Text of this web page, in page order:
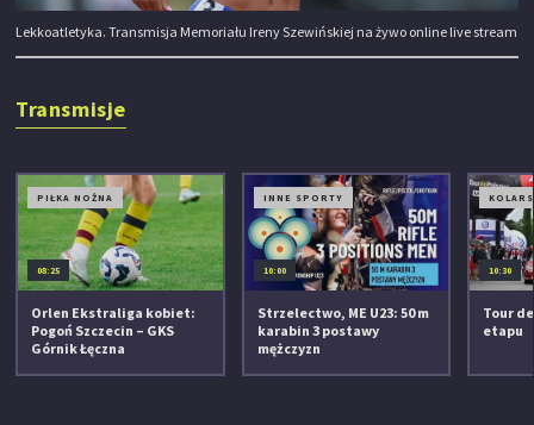
Lekkoatletyka. Transmisja Memoriału Ireny Szewińskiej na żywo online live stream
Transmisje
PIŁKA NOŻNA
08:25
Orlen Ekstraliga kobiet:
Pogoń Szczecin – GKS
Górnik Łęczna
INNE SPORTY
10:00
Strzelectwo, ME U23: 50 m
karabin 3 postawy
mężczyzn
10:30
Tour
etapu